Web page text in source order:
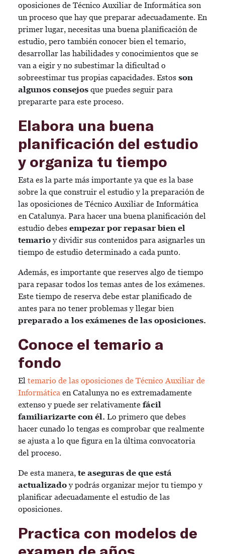
oposiciones de Técnico Auxiliar de Informática son
un proceso que hay que preparar adecuadamente. En
primer lugar, necesitas una buena planificación de
estudio, pero también conocer bien el temario,
desarrollar las habilidades y conocimientos que se
van a eigir y no subestimar la dificultad o
sobreestimar tus propias capacidades. Estos son
algunos consejos que puedes seguir para
prepararte para este proceso.
Elabora una buena
planificación del estudio
y organiza tu tiempo
Esta es la parte más importante ya que es la base
sobre la que construir el estudio y la preparación de
las oposiciones de Técnico Auxiliar de Informática
en Catalunya. Para hacer una buena planificación del
estudio debes empezar por repasar bien el
temarioy dividir sus contenidos para asignarles un
tiempo de estudio determinado a cada punto.
Además, es importante que reserves algo de tiempo
para repasar todos los temas antes de los exámenes.
Este tiempo de reserva debe estar planificado de
antes para no tener problemas y llegar bien
preparado a los exámenes de las oposiciones.
Conoce el temario a
fondo
El temario de las oposiciones de Técnico Auxiliar de
Informática en Catalunya no es extremadamente
extenso y puede ser relativamente fácil
familiarizarte con él. Lo primero que debes
hacer cunado lo tengas es comprobar que realmente
se ajusta a lo que figura en la última convocatoria
del proceso.
De esta manera, te aseguras de que está
actualizadoy podrás organizar mejor tu tiempo y
planificar adecuadamente el estudio de las
oposiciones.
Practica con modelos de